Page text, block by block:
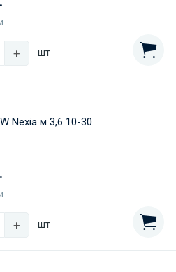
+ шт
Nexia м 3,6 10-30
+ шт